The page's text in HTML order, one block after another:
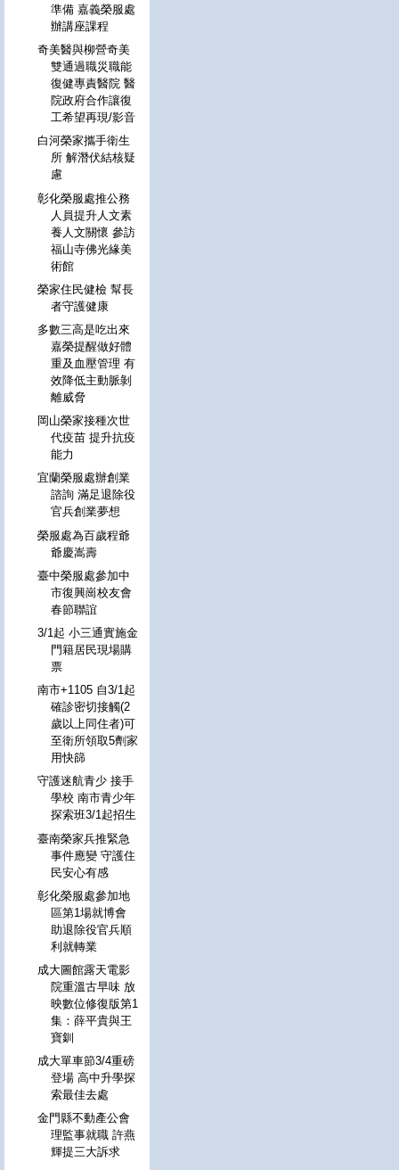
準備 嘉義榮服處
辦講座課程
奇美醫與柳營奇美
雙通過職災職能
復健專責醫院 醫
院政府合作讓復
工希望再現/影音
白河榮家攜手衛生
所 解潛伏結核疑
慮
彰化榮服處推公務
人員提升人文素
養人文關懷 參訪
福山寺佛光緣美
術館
榮家住民健檢 幫長
者守護健康
多數三高是吃出來
嘉榮提醒做好體
重及血壓管理 有
效降低主動脈剝
離威脅
岡山榮家接種次世
代疫苗 提升抗疫
能力
宜蘭榮服處辦創業
諮詢 滿足退除役
官兵創業夢想
榮服處為百歲程爺
爺慶嵩壽
臺中榮服處參加中
市復興崗校友會
春節聯誼
3/1起 小三通實施金
門籍居民現場購
票
南市+1105 自3/1起
確診密切接觸(2
歲以上同住者)可
至衛所領取5劑家
用快篩
守護迷航青少 接手
學校 南市青少年
探索班3/1起招生
臺南榮家兵推緊急
事件應變 守護住
民安心有感
彰化榮服處參加地
區第1場就博會
助退除役官兵順
利就轉業
成大圖館露天電影
院重溫古早味 放
映數位修復版第1
集：薛平貴與王
寶釧
成大單車節3/4重磅
登場 高中升學探
索最佳去處
金門縣不動產公會
理監事就職 許燕
輝提三大訴求